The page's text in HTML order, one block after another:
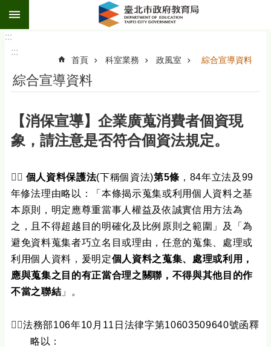
跳到主要內容區塊
:::
:::
首頁 科室業務 政風室 綜合宣導資料
綜合宣導資料
【消保宣導】企業廣蒐消費者個資現
象，請注意是否符合個資法規定。
👨‍✈️ 個人資料保護法(下稱個資法)第5條 ，84年立法及99
年修法理由略以：「本條揭示蒐集或利用個人資料之基
本原則，明定應尊重當事人權益及依誠實信用方法為
之，且不得超越目的明確化及比例原則之範圍」及「為
避免資料蒐集者巧立名目或理由，任意的蒐集、處理或
利用個人資料，爰明定個人資料之蒐集、處理或利用，
應與蒐集之目的有正當合理之關聯，不得與其他目的作
不當之聯結 」。
👨‍✈️法務部106年10月11日法律字第10603509640號函釋
略以：